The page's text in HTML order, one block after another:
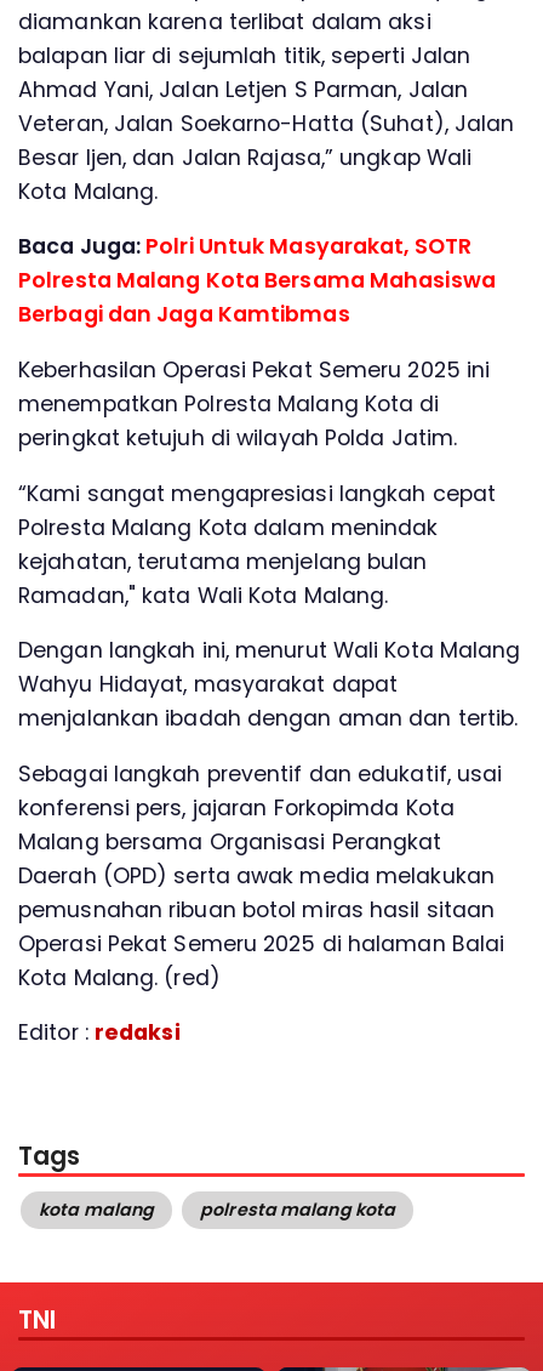
diamankan karena terlibat dalam aksi
balapan liar di sejumlah titik, seperti Jalan
Ahmad Yani, Jalan Letjen S Parman, Jalan
Veteran, Jalan Soekarno-Hatta (Suhat), Jalan
Besar Ijen, dan Jalan Rajasa,” ungkap Wali
Kota Malang.
Baca Juga: Polri Untuk Masyarakat, SOTR
Polresta Malang Kota Bersama Mahasiswa
Berbagi dan Jaga Kamtibmas
Keberhasilan Operasi Pekat Semeru 2025 ini
menempatkan Polresta Malang Kota di
peringkat ketujuh di wilayah Polda Jatim.
“Kami sangat mengapresiasi langkah cepat
Polresta Malang Kota dalam menindak
kejahatan, terutama menjelang bulan
Ramadan," kata Wali Kota Malang.
Dengan langkah ini, menurut Wali Kota Malang
Wahyu Hidayat, masyarakat dapat
menjalankan ibadah dengan aman dan tertib.
Sebagai langkah preventif dan edukatif, usai
konferensi pers, jajaran Forkopimda Kota
Malang bersama Organisasi Perangkat
Daerah (OPD) serta awak media melakukan
pemusnahan ribuan botol miras hasil sitaan
Operasi Pekat Semeru 2025 di halaman Balai
Kota Malang. (red)
Editor : redaksi
Tags
kota malang polresta malang kota
TNI